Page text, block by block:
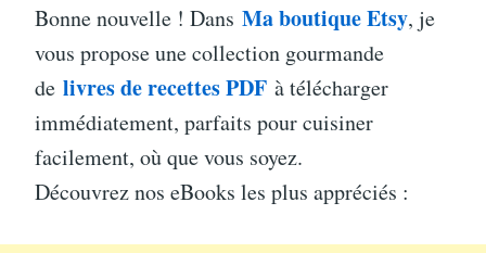
Bonne nouvelle ! Dans Ma boutique Etsy, je
vous propose une collection gourmande
de livres de recettes PDF à télécharger
immédiatement, parfaits pour cuisiner
facilement, où que vous soyez.
Découvrez nos eBooks les plus appréciés :